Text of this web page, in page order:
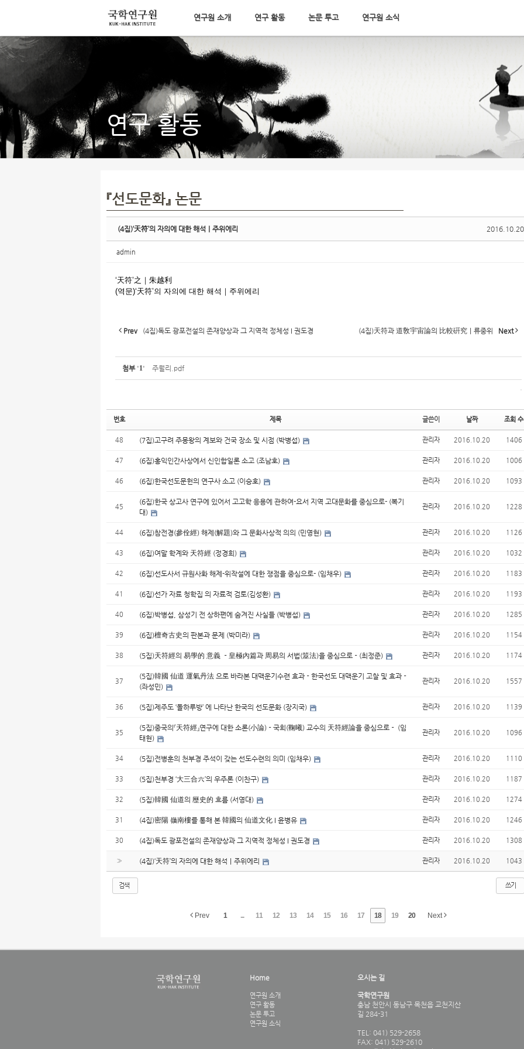
메뉴 건너뛰기
연구원 소개 연구 활동 논문 투고 연구원 소식
연구 활동
『선도문화』 논문
2016.10.20
(4집)‘天符’의 자의에 대한 해석｜주위에리
admin
‘天符’之｜朱越利
(역문)‘天符’의 자의에 대한 해석｜주위에리
Prev (4집)독도 광포전설의 존재양상과 그 지역적 정체성 I 권도경 (4집)天符과 道敎宇宙論의 比較硏究｜류중위 Next
첨부 '1' 주월리.pdf
번호 제목 글쓴이 날짜 조회 수
48 (7집)고구려 주몽왕의 계보와 건국 장소 및 시점 (박병섭) 관리자 2016.10.20 1406
47 (6집)홍익인간사상에서 신인합일론 소고 (조남호) 관리자 2016.10.20 1006
46 (6집)한국선도문헌의 연구사 소고 (이승호) 관리자 2016.10.20 1093
45
(6집)한국 상고사 연구에 있어서 고고학 응용에 관하여-요서 지역 고대문화를 중심으로- (복기
대)
관리자 2016.10.20 1228
44 (6집)참전경(參佺經) 해제(解題)와 그 문화사상적 의의 (민영현) 관리자 2016.10.20 1126
43 (6집)여말 학계와 天符經 (정경희) 관리자 2016.10.20 1032
42 (6집)선도사서 규원사화 해제-위작설에 대한 쟁점을 중심으로- (임채우) 관리자 2016.10.20 1183
41 (6집)선가 자료 청학집 의 자료적 검토(김성환) 관리자 2016.10.20 1193
40 (6집)박병섭, 삼성기 전 상하편에 숨겨진 사실들 (박병섭) 관리자 2016.10.20 1285
39 (6집)檀奇古史의 판본과 문제 (박미라) 관리자 2016.10.20 1154
38 (5집)天符經의 易學的 意義 －皇極內篇과 周易의 서법(筮法)을 중심으로－(최정준) 관리자 2016.10.20 1174
37
(5집)韓國 仙道 運氣丹法 으로 바라본 대맥운기수련 효과－한국선도 대맥운기 고찰 및 효과－
(좌성민)
관리자 2016.10.20 1557
36 (5집)제주도 ‘돌하루방’ 에 나타난 한국의 선도문화 (장지국) 관리자 2016.10.20 1139
35
(5집)중국의『天符經』연구에 대한 소론(小論)－국희(鞠曦) 교수의 天符經論을 중심으로－ (임
태현)
관리자 2016.10.20 1096
34 (5집)전병훈의 천부경 주석이 갖는 선도수련의 의미 (임채우) 관리자 2016.10.20 1110
33 (5집)천부경 ‘大三合六’의 우주론 (이찬구) 관리자 2016.10.20 1187
32 (5집)韓國 仙道의 歷史的 흐름 (서영대) 관리자 2016.10.20 1274
31 (4집)密陽 嶺南樓를 통해 본 韓國의 仙道文化 I 윤병유 관리자 2016.10.20 1246
30 (4집)독도 광포전설의 존재양상과 그 지역적 정체성 I 권도경 관리자 2016.10.20 1308
» (4집)‘天符’의 자의에 대한 해석｜주위에리 관리자 2016.10.20 1043
검색 쓰기
Prev 1 ... 11 12 13 14 15 16 17 18 19 20 Next
Home
연구원 소개
연구 활동
논문 투고
연구원 소식
오시는 길
국학연구원
충남 천안시 동남구 목천읍 교천지산
길 284-31
TEL: 041) 529-2658
FAX: 041) 529-2610
Sketchbook5, 스케치북5
Sketchbook5, 스케치북5